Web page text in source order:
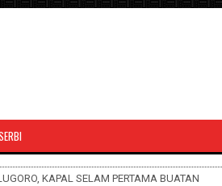
KAPAL SELAM PERTAMA BUATAN